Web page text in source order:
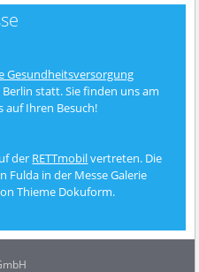
Gesundheitsversorgung
statt. Sie finden uns am
auf Ihren Besuch!
der RETTmobilvertreten. Die
Fulda in der Messe Galerie
Thieme Dokuform.